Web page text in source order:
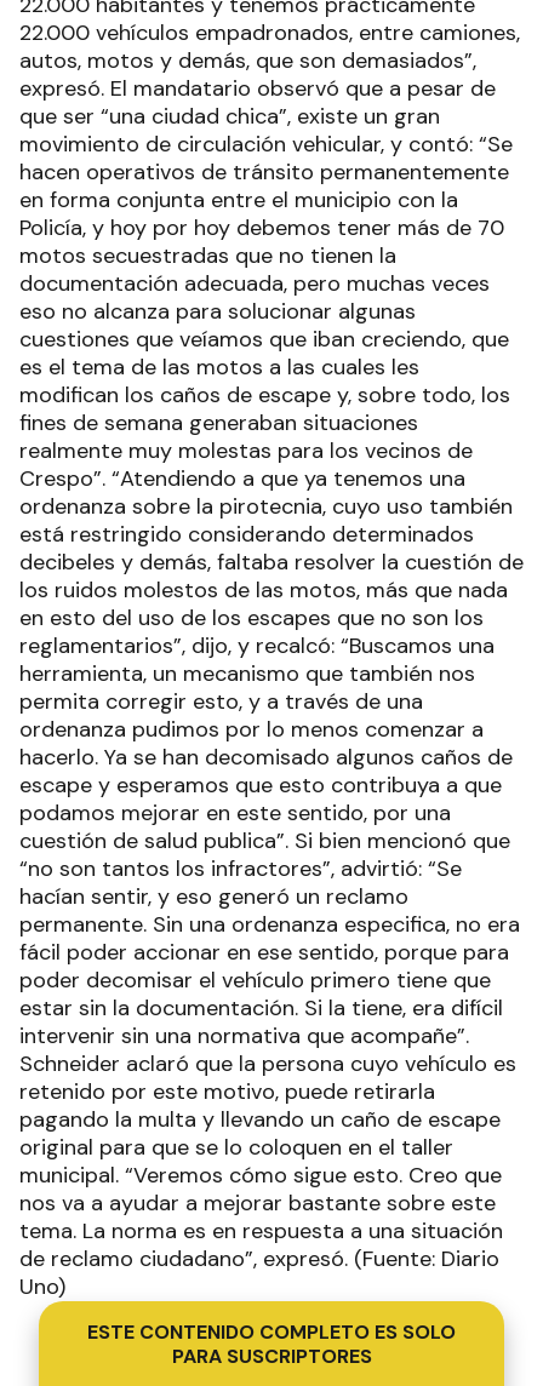
22.000 vehículos empadronados, entre camiones,
autos, motos y demás, que son demasiados”,
expresó. El mandatario observó que a pesar de
que ser “una ciudad chica”, existe un gran
movimiento de circulación vehicular, y contó: “Se
hacen operativos de tránsito permanentemente
en forma conjunta entre el municipio con la
Policía, y hoy por hoy debemos tener más de 70
motos secuestradas que no tienen la
documentación adecuada, pero muchas veces
eso no alcanza para solucionar algunas
cuestiones que veíamos que iban creciendo, que
es el tema de las motos a las cuales les
modifican los caños de escape y, sobre todo, los
fines de semana generaban situaciones
realmente muy molestas para los vecinos de
Crespo”. “Atendiendo a que ya tenemos una
ordenanza sobre la pirotecnia, cuyo uso también
está restringido considerando determinados
decibeles y demás, faltaba resolver la cuestión de
los ruidos molestos de las motos, más que nada
en esto del uso de los escapes que no son los
reglamentarios”, dijo, y recalcó: “Buscamos una
herramienta, un mecanismo que también nos
permita corregir esto, y a través de una
ordenanza pudimos por lo menos comenzar a
hacerlo. Ya se han decomisado algunos caños de
escape y esperamos que esto contribuya a que
podamos mejorar en este sentido, por una
cuestión de salud publica”. Si bien mencionó que
“no son tantos los infractores”, advirtió: “Se
hacían sentir, y eso generó un reclamo
permanente. Sin una ordenanza especifica, no era
fácil poder accionar en ese sentido, porque para
poder decomisar el vehículo primero tiene que
estar sin la documentación. Si la tiene, era difícil
intervenir sin una normativa que acompañe”.
Schneider aclaró que la persona cuyo vehículo es
retenido por este motivo, puede retirarla
pagando la multa y llevando un caño de escape
original para que se lo coloquen en el taller
municipal. “Veremos cómo sigue esto. Creo que
nos va a ayudar a mejorar bastante sobre este
tema. La norma es en respuesta a una situación
de reclamo ciudadano”, expresó. (Fuente: Diario
Uno)
ESTE CONTENIDO COMPLETO ES SOLO
PARA SUSCRIPTORES